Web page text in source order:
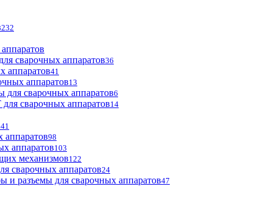
232
сварочных аппаратов36
аппаратов41
аппаратов13
для сварочных аппаратов6
сварочных аппаратов14
41
аппаратов98
аппаратов103
механизмов122
сварочных аппаратов24
и разъемы для сварочных аппаратов47